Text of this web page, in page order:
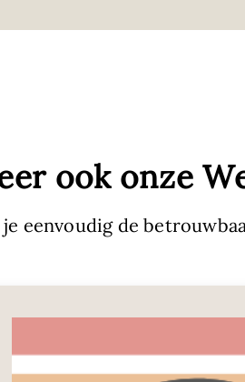
ook onze
eenvoudig de